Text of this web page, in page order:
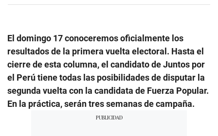
El domingo 17 conoceremos oficialmente los
resultados de la primera vuelta electoral. Hasta el
cierre de esta columna, el candidato de Juntos por
el Perú tiene todas las posibilidades de disputar la
segunda vuelta con la candidata de Fuerza Popular.
En la práctica, serán tres semanas de campaña.